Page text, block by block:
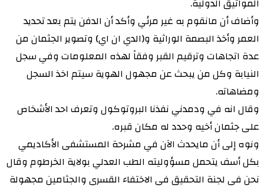
وأضاف أن مانقوم به غير مرئي وأكد أن الدفن يتم بعد تحديد
العمر وأخذ البصمة الوراثية و(الدي ان اي) وتصوير الجثمان من
عدة اتجاهات وترقيم القبر وفقاً لهذه المعلومات وفي سجل
النيابة وكل من يبحث عن مجهول الهوية سيتم اخذ السجل
ومضاهاته.
وقال انه في ودمدني نفذنا البروتوكول وتعرف احد الأشخاص
على جثمان أخيه وحدد له مكان قبره.
ونوه إلى أن مايحدث الآن في مشرحة المستشفى الأكاديمي
بكل أسف يتحمل مسؤوليته الطب العدلي بولاية الخرطوم وقال
نحن في لجنة التحقيق في الاختفاء القسري والجثامين مجهولة